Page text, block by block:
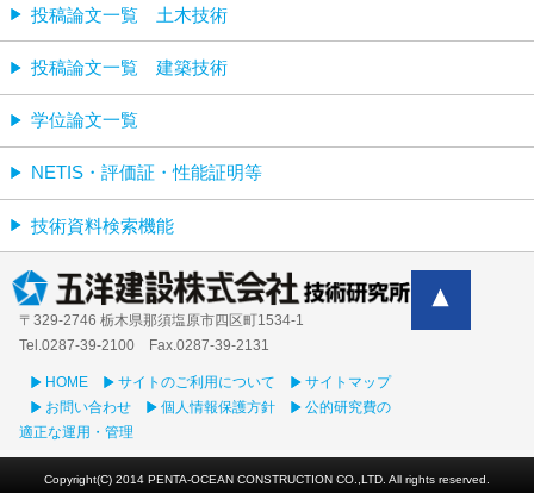
投稿論文一覧 土木技術
投稿論文一覧 建築技術
学位論文一覧
NETIS・評価証・性能証明等
技術資料検索機能
〒329-2746 栃木県那須塩原市四区町1534-1
Tel.0287-39‐2100 Fax.0287-39-2131
HOME サイトのご利用について
サイトマップ
お問い合わせ
個人情報保護方針
公的研究費の
適正な運用・管理
Copyright(C) 2014 PENTA-OCEAN CONSTRUCTION CO.,LTD. All rights reserved.